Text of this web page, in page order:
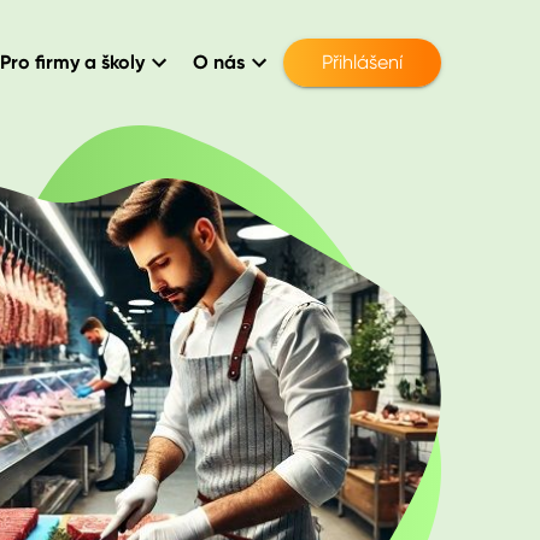
Pro firmy a školy O nás Přihlášení